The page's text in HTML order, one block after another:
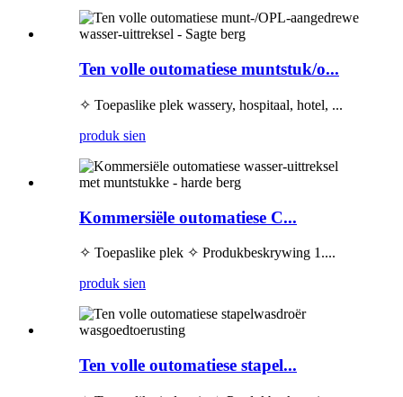
Ten volle outomatiese muntstuk/o...
✧ Toepaslike plek wassery, hospitaal, hotel, ...
produk sien
Kommersiële outomatiese C...
✧ Toepaslike plek ✧ Produkbeskrywing 1....
produk sien
Ten volle outomatiese stapel...